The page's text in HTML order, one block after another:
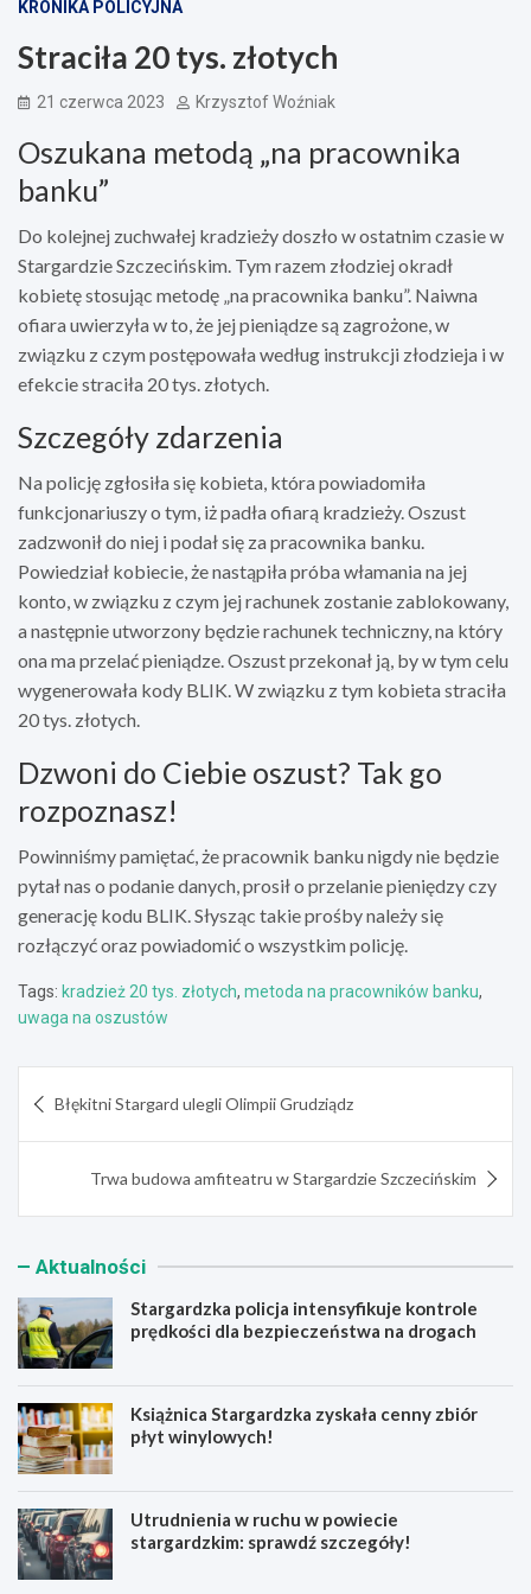
KRONIKA POLICYJNA
Straciła 20 tys. złotych
21 czerwca 2023 Krzysztof Woźniak
Oszukana metodą „na pracownika
banku”
Do kolejnej zuchwałej kradzieży doszło w ostatnim czasie w
Stargardzie Szczecińskim. Tym razem złodziej okradł
kobietę stosując metodę „na pracownika banku”. Naiwna
ofiara uwierzyła w to, że jej pieniądze są zagrożone, w
związku z czym postępowała według instrukcji złodzieja i w
efekcie straciła 20 tys. złotych.
Szczegóły zdarzenia
Na policję zgłosiła się kobieta, która powiadomiła
funkcjonariuszy o tym, iż padła ofiarą kradzieży. Oszust
zadzwonił do niej i podał się za pracownika banku.
Powiedział kobiecie, że nastąpiła próba włamania na jej
konto, w związku z czym jej rachunek zostanie zablokowany,
a następnie utworzony będzie rachunek techniczny, na który
ona ma przelać pieniądze. Oszust przekonał ją, by w tym celu
wygenerowała kody BLIK. W związku z tym kobieta straciła
20 tys. złotych.
Dzwoni do Ciebie oszust? Tak go
rozpoznasz!
Powinniśmy pamiętać, że pracownik banku nigdy nie będzie
pytał nas o podanie danych, prosił o przelanie pieniędzy czy
generację kodu BLIK. Słysząc takie prośby należy się
rozłączyć oraz powiadomić o wszystkim policję.
Tags: kradzież 20 tys. złotych, metoda na pracowników banku,
uwaga na oszustów
wpisu
Błękitni Stargard ulegli Olimpii Grudziądz
Trwa budowa amfiteatru w Stargardzie Szczecińskim
Aktualności
Stargardzka policja intensyfikuje kontrole
prędkości dla bezpieczeństwa na drogach
Książnica Stargardzka zyskała cenny zbiór
płyt winylowych!
Utrudnienia w ruchu w powiecie
stargardzkim: sprawdź szczegóły!